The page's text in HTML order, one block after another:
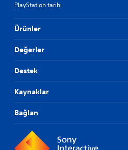
PlayStation tarihi
Ürünler
Değerler
Destek
Kaynaklar
Bağlan